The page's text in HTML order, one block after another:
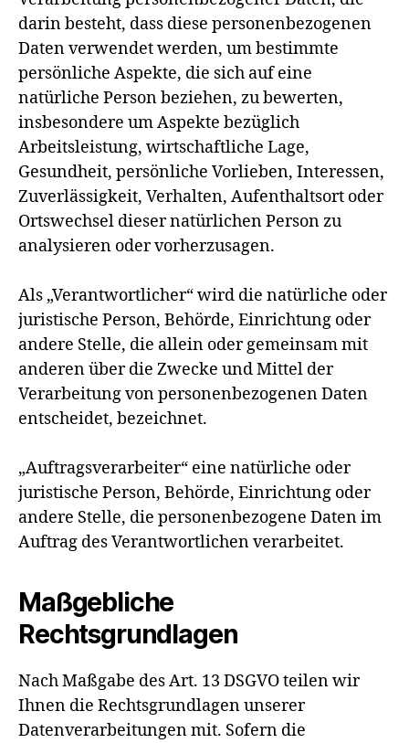
darin besteht, dass diese personenbezogenen
Daten verwendet werden, um bestimmte
persönliche Aspekte, die sich auf eine
natürliche Person beziehen, zu bewerten,
insbesondere um Aspekte bezüglich
Arbeitsleistung, wirtschaftliche Lage,
Gesundheit, persönliche Vorlieben, Interessen,
Zuverlässigkeit, Verhalten, Aufenthaltsort oder
Ortswechsel dieser natürlichen Person zu
analysieren oder vorherzusagen.
Als „Verantwortlicher“ wird die natürliche oder
juristische Person, Behörde, Einrichtung oder
andere Stelle, die allein oder gemeinsam mit
anderen über die Zwecke und Mittel der
Verarbeitung von personenbezogenen Daten
entscheidet, bezeichnet.
„Auftragsverarbeiter“ eine natürliche oder
juristische Person, Behörde, Einrichtung oder
andere Stelle, die personenbezogene Daten im
Auftrag des Verantwortlichen verarbeitet.
Maßgebliche
Rechtsgrundlagen
Nach Maßgabe des Art. 13 DSGVO teilen wir
Ihnen die Rechtsgrundlagen unserer
Datenverarbeitungen mit. Sofern die